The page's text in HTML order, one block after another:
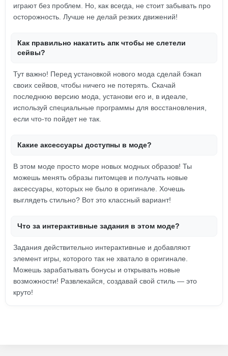
играют без проблем. Но, как всегда, не стоит забывать про
осторожность. Лучше не делай резких движений!
Как правильно накатить апк чтобы не слетели
сейвы?
Тут важно! Перед установкой нового мода сделай бэкап
своих сейвов, чтобы ничего не потерять. Скачай
последнюю версию мода, установи его и, в идеале,
используй специальные программы для восстановления,
если что-то пойдет не так.
Какие аксессуары доступны в моде?
В этом моде просто море новых модных образов! Ты
можешь менять образы питомцев и получать новые
аксессуары, которых не было в оригинале. Хочешь
выглядеть стильно? Вот это классный вариант!
Что за интерактивные задания в этом моде?
Задания действительно интерактивные и добавляют
элемент игры, которого так не хватало в оригинале.
Можешь зарабатывать бонусы и открывать новые
возможности! Развлекайся, создавай свой стиль — это
круто!